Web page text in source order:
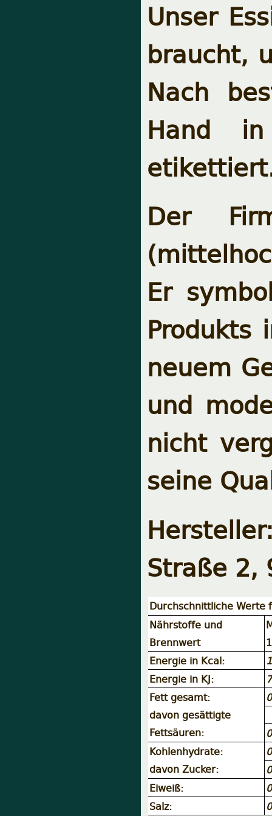
Unser
braucht,
Nach
Hand
Der
Er
neuem
und
nicht
seine
Straße 2,
Durchschnittliche Werte
Nährstoffe und
Brennwert
Energie in Kcal:
Energie in KJ:
Fett gesamt:
davon gesättigte
Fettsäuren:
Kohlenhydrate:
davon Zucker:
Eiweiß:
Salz: